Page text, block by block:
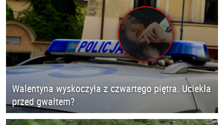
Walentyna wyskoczyła z czwartego piętra. Uciekła
przed gwałtem?